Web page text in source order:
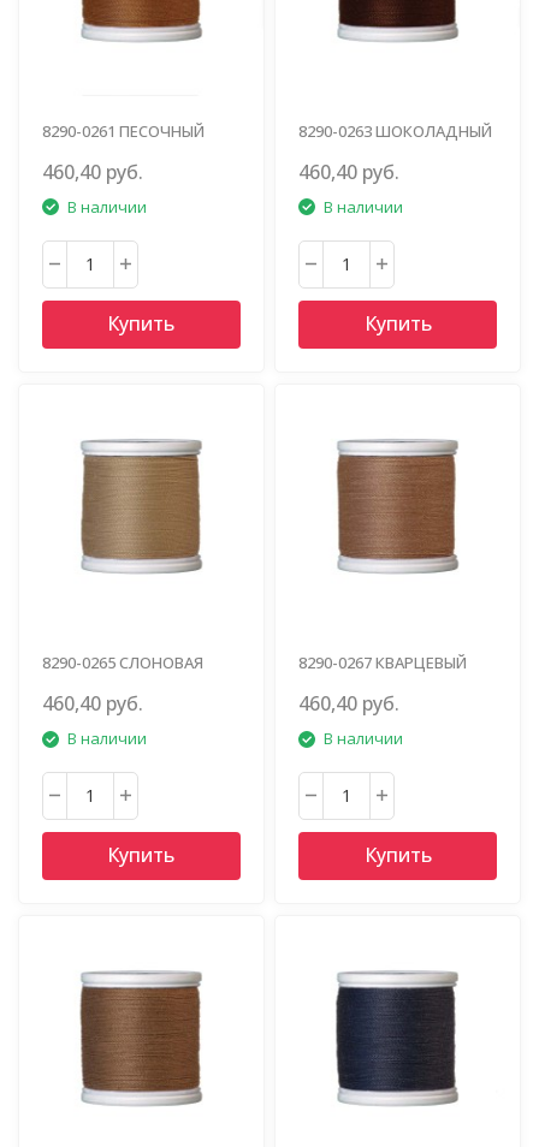
8290-0261 ПЕСОЧНЫЙ
460,40 руб.
В наличии
Купить
8290-0263 ШОКОЛАДНЫЙ
460,40 руб.
В наличии
Купить
8290-0265 СЛОНОВАЯ
460,40 руб.
В наличии
Купить
8290-0267 КВАРЦЕВЫЙ
460,40 руб.
В наличии
Купить